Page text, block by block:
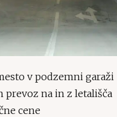
v podzemni garaži
prevoz na in z letališča
cene